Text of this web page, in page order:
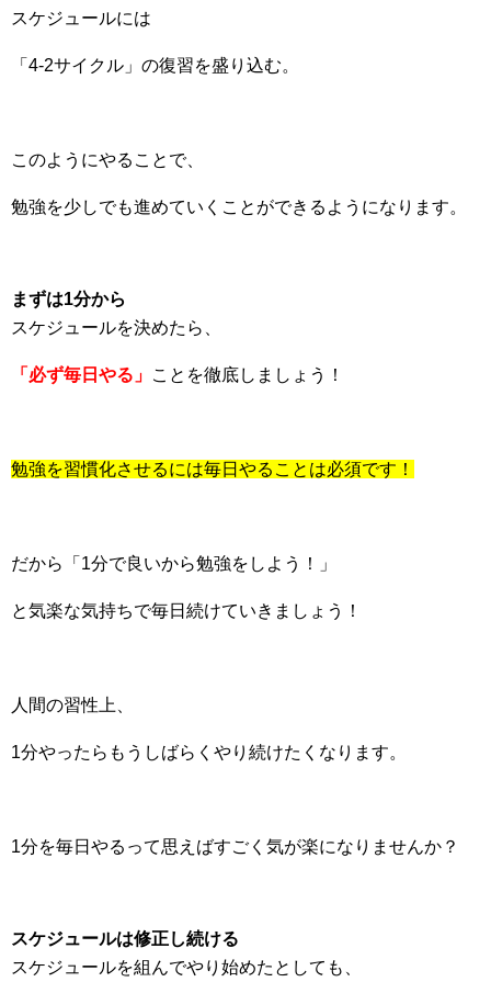
スケジュールには
「4-2サイクル」の復習を盛り込む。
このようにやることで、
勉強を少しでも進めていくことができるようになります。
まずは1分から
スケジュールを決めたら、
「必ず毎日やる」 ことを徹底しましょう！
勉強を習慣化させるには毎日やることは必須です！
だから「1分で良いから勉強をしよう！」
と気楽な気持ちで毎日続けていきましょう！
人間の習性上、
1分やったらもうしばらくやり続けたくなります。
1分を毎日やるって思えばすごく気が楽になりませんか？
スケジュールは修正し続ける
スケジュールを組んでやり始めたとしても、